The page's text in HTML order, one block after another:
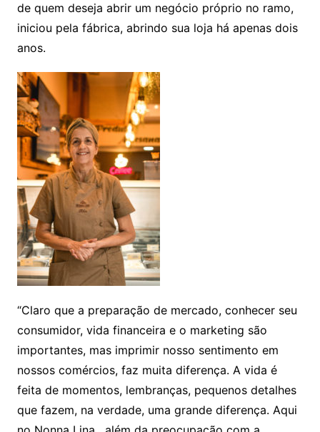
de quem deseja abrir um negócio próprio no ramo,
iniciou pela fábrica, abrindo sua loja há apenas dois
anos.
“Claro que a preparação de mercado, conhecer seu
consumidor, vida financeira e o marketing são
importantes, mas imprimir nosso sentimento em
nossos comércios, faz muita diferença. A vida é
feita de momentos, lembranças, pequenos detalhes
que fazem, na verdade, uma grande diferença. Aqui